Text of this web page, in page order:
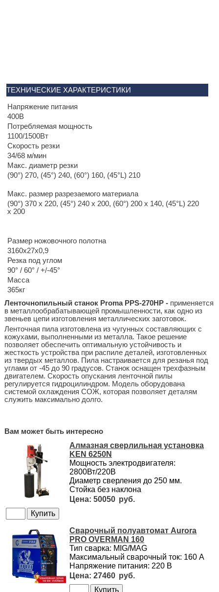
ТЕХНИЧЕСКИЕ ХАРАКТЕРИСТИКИ
Напряжение питания
400В
Потребляемая мощность
1100/1500Вт
Скорость резки
34/68 м/мин
Макс. диаметр резки
(90°) 270, (45°) 240, (60°) 160, (45°L) 210
Макс. размер разрезаемого материала
(90°) 370 x 220, (45°) 240 x 200, (60°) 200 x 140, (45°L) 220
x 200
Размер ножовочного полотна
3160x27x0,9
Резка под углом
90° / 60° / +/-45°
Масса
365кг
Ленточнопильный станок Proma PPS-270HP - применяется
в металлообрабатывающей промышленности, как одно из
звеньев цепи изготовления металлических заготовок.
Ленточная пила изготовлена из чугунных составляющих с
кожухами, выполненными из металла. Такое решение
позволяет обеспечить оптимальную устойчивость и
жесткость устройства при распиле деталей, изготовленных
из твердых металлов. Пила настраивается для резанья под
углами от -45 до 90 градусов. Станок оснащен трехфазным
двигателем. Скорость опускания ленточной пилы
регулируется гидроцилиндром. Модель оборудована
системой охлаждения СОЖ, которая позволяет деталям
служить максимально долго.
Вам может быть интересно
Алмазная сверлильная установка
KEN 6250N
Мощность электродвигателя:
2800Вт/220В
Диаметр сверления до 250 мм.
Стойка без наклона
50050
Сварочный полуавтомат Aurora
PRO OVERMAN 160
Тип сварка: MIG/MAG
Максимальный сварочный ток: 160 А
Напряжение питания: 220 В
27460